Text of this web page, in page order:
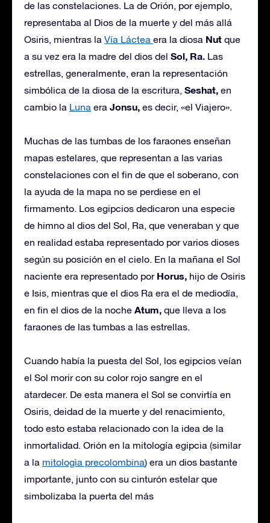
de las constelaciones. La de Orión, por ejemplo,
representaba al Dios de la muerte y del más allá
Osiris, mientras la Vía Láctea era la diosa Nut que
a su vez era la madre del dios del Sol, Ra. Las
estrellas, generalmente, eran la representación
simbólica de la diosa de la escritura, Seshat, en
cambio la Luna era Jonsu, es decir, «el Viajero».
Muchas de las tumbas de los faraones enseñan
mapas estelares, que representan a las varias
constelaciones con el fin de que el soberano, con
la ayuda de la mapa no se perdiese en el
firmamento. Los egipcios dedicaron una especie
de himno al dios del Sol, Ra, que veneraban y que
en realidad estaba representado por varios dioses
según su posición en el cielo. En la mañana el Sol
naciente era representado por Horus, hijo de Osiris
e Isis, mientras que el dios Ra era el de mediodía,
en fin el dios de la noche Atum, que lleva a los
faraones de las tumbas a las estrellas.
Cuando había la puesta del Sol, los egipcios veían
el Sol morir con su color rojo sangre en el
atardecer. De esta manera el Sol se convirtía en
Osiris, deidad de la muerte y del renacimiento,
todo esto estaba relacionado con la idea de la
inmortalidad. Orión en la mitología egipcia (similar
a la mitologìa precolombina) era un dios bastante
importante, junto con su cinturón estelar que
simbolizaba la puerta del más